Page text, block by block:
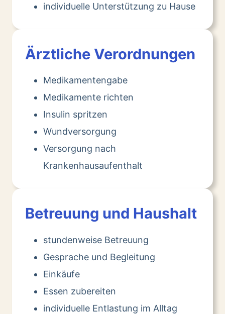
individuelle Unterstützung zu Hause
Ärztliche Verordnungen
Medikamentengabe
Medikamente richten
Insulin spritzen
Wundversorgung
Versorgung nach
Krankenhausaufenthalt
Betreuung und Haushalt
stundenweise Betreuung
Gesprache und Begleitung
Einkäufe
Essen zubereiten
individuelle Entlastung im Alltag